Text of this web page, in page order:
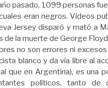
pasado, 1099 personas
eran negros. Videos
Jersey disparó y mató a
la muerte de George
no son errores ni excesos
blanco y da vía libre al
que en Argentina), es una
políticos, tanto de